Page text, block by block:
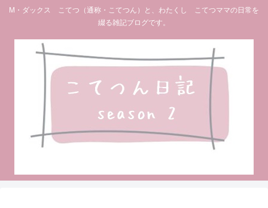
M・ダックス こてつ（通称・こてつん）と、わたくし こてつママの日常を
綴る雑記ブログです。